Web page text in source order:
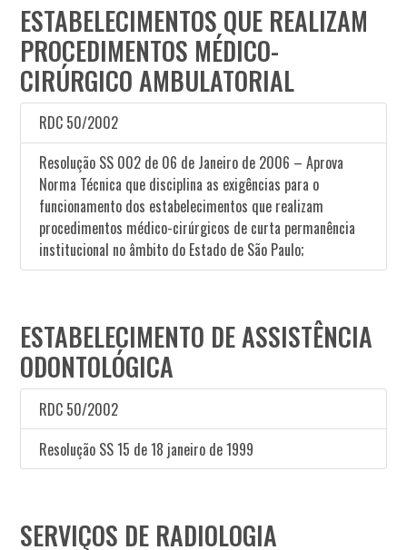
ESTABELECIMENTOS QUE REALIZAM
PROCEDIMENTOS MÉDICO-
CIRÚRGICO AMBULATORIAL
RDC 50/2002
Resolução SS 002 de 06 de Janeiro de 2006 – Aprova
Norma Técnica que disciplina as exigências para o
funcionamento dos estabelecimentos que realizam
procedimentos médico-cirúrgicos de curta permanência
institucional no âmbito do Estado de São Paulo;
ESTABELECIMENTO DE ASSISTÊNCIA
ODONTOLÓGICA
RDC 50/2002
Resolução SS 15 de 18 janeiro de 1999
SERVIÇOS DE RADIOLOGIA